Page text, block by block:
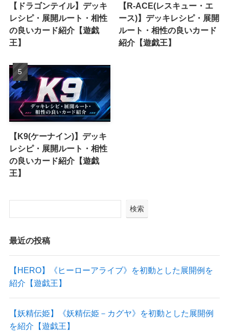
【ドラゴンテイル】デッキ
レシピ・展開ルート・相性
の良いカード紹介【遊戯
王】
【R-ACE(レスキュー・エ
ース)】デッキレシピ・展開
ルート・相性の良いカード
紹介【遊戯王】
【K9(ケーナイン)】デッキ
レシピ・展開ルート・相性
の良いカード紹介【遊戯
王】
検索
最近の投稿
【HERO】《ヒーローアライブ》を初動とした展開例を
紹介【遊戯王】
【妖精伝姫】《妖精伝姫－カグヤ》を初動とした展開例
を紹介【遊戯王】